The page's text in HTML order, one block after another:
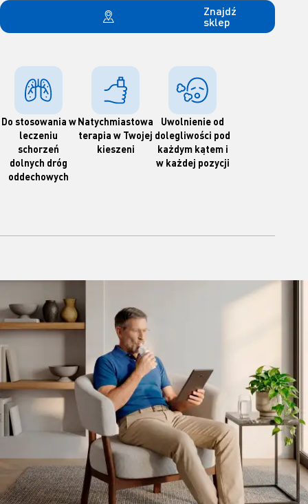
Znajdź
sklep
Do stosowania w
leczeniu
schorzeń
dolnych dróg
oddechowych
Natychmiastowa
terapia w Twojej
kieszeni
Uwolnienie od
dolegliwości pod
każdym kątem i
w każdej pozycji